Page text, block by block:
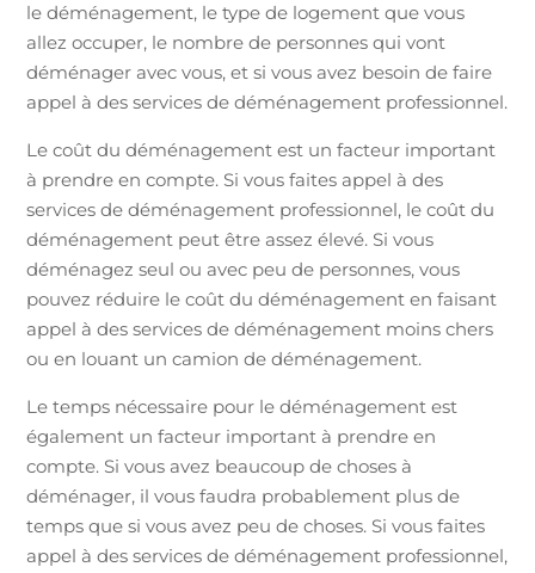
le déménagement, le type de logement que vous
allez occuper, le nombre de personnes qui vont
déménager avec vous, et si vous avez besoin de faire
appel à des services de déménagement professionnel.
Le coût du déménagement est un facteur important
à prendre en compte. Si vous faites appel à des
services de déménagement professionnel, le coût du
déménagement peut être assez élevé. Si vous
déménagez seul ou avec peu de personnes, vous
pouvez réduire le coût du déménagement en faisant
appel à des services de déménagement moins chers
ou en louant un camion de déménagement.
Le temps nécessaire pour le déménagement est
également un facteur important à prendre en
compte. Si vous avez beaucoup de choses à
déménager, il vous faudra probablement plus de
temps que si vous avez peu de choses. Si vous faites
appel à des services de déménagement professionnel,